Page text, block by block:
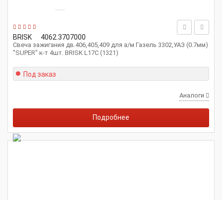
BRISK 4062.3707000
Свеча зажигания дв.406,405,409 для а/м Газель 3302,УАЗ (0.7мм)
"SUPER" к-т 4шт. BRISK L17C (1321)
Под заказ
Аналоги
Подробнее